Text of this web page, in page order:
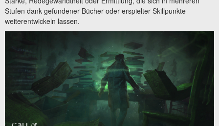
Stufen dank gefundener Bücher oder erspielter Skillpunkte
weiterentwickeln lassen.